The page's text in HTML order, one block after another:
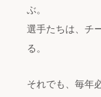
ぶ。
選手たちは、チ
る。
それでも、毎年